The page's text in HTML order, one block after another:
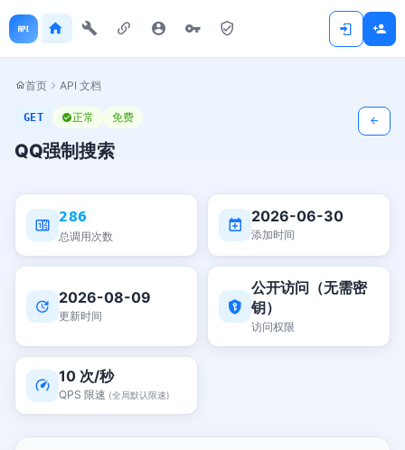
首页 API 文档
GET 正常 免费
QQ强制搜索
286
总调用次数
2026-06-30
添加时间
2026-08-09
更新时间
公开访问（无需密
钥）
访问权限
10 次/秒
QPS 限速 (全局默认限速)